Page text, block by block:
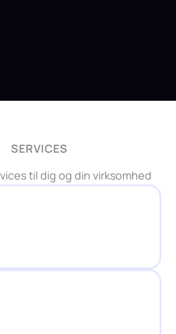
SERVICES
til dig og din virksomhed